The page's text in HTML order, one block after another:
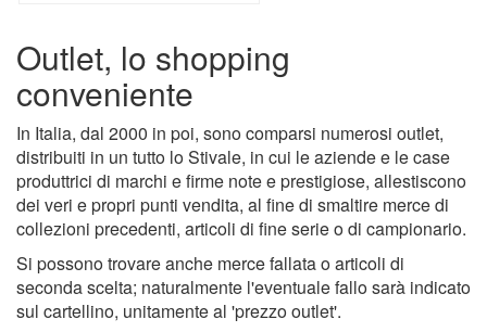
Outlet, lo shopping
conveniente
In Italia, dal 2000 in poi, sono comparsi numerosi outlet,
distribuiti in un tutto lo Stivale, in cui le aziende e le case
produttrici di marchi e firme note e prestigiose, allestiscono
dei veri e propri punti vendita, al fine di smaltire merce di
collezioni precedenti, articoli di fine serie o di campionario.
Si possono trovare anche merce fallata o articoli di
seconda scelta; naturalmente l'eventuale fallo sarà indicato
sul cartellino, unitamente al 'prezzo outlet'.